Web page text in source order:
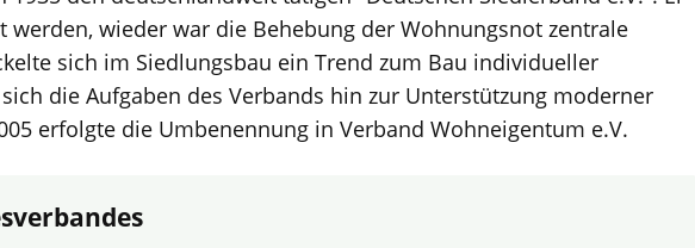
werden, wieder war die Behebung der Wohnungsnot zentrale
sich im Siedlungsbau ein Trend zum Bau individueller
die Aufgaben des Verbands hin zur Unterstützung moderner
erfolgte die Umbenennung in Verband Wohneigentum e.V.